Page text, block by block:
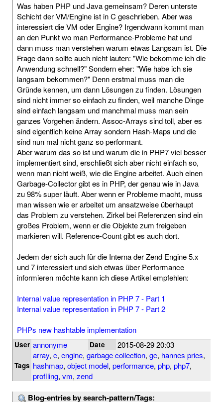
Was haben PHP und Java gemeinsam? Deren unterste
Schicht der VM/Engine ist in C geschrieben. Aber was
interessiert die VM oder Engine? Irgendwann kommt man
an den Punkt wo man Performance-Probleme hat und
dann muss man verstehen warum etwas Langsam ist. Die
Frage dann sollte auch nicht lauten: "Wie bekomme ich die
Anwendung schnell?" Sondern eher: "Wie habe ich sie
langsam bekommen?" Denn erstmal muss man die
Gründe kennen, um dann Lösungen zu finden. Lösungen
sind nicht immer so einfach zu finden, weil manche Dinge
sind einfach langsam und manchmal muss man sein
ganzes Vorgehen ändern. Assoc-Arrays sind toll, aber es
sind eigentlich keine Array sondern Hash-Maps und die
sind nun mal nicht ganz so performant.
Aber warum das so ist und warum die in PHP7 viel besser
implementiert sind, erschließt sich aber nicht einfach so,
wenn man nicht weiß, wie die Engine arbeitet. Auch einen
Garbage-Collector gibt es in PHP, der genau wie in Java
zu 98% super läuft. Aber wenn er Probleme macht, muss
man wissen wie er arbeitet um ansatzweise überhaupt
das Problem zu verstehen. Zirkel bei Referenzen sind ein
großes Problem, wenn er die Objekte zum freigeben
markieren will. Reference-Count gibt es auch dort.
Jedem der sich auch für die Interna der Zend Engine 5.x
und 7 interessiert und sich etwas über Performance
informieren möchte kann ich diese Artikel empfehlen:
Internal value representation in PHP 7 - Part 1
Internal value representation in PHP 7 - Part 2
PHPs new hashtable implementation
User annonyme Date 2015-08-29 20:03
Tags
array, c, engine, garbage collection, gc, hannes pries,
hashmap, object model, performance, php, php7,
profiling, vm, zend
Blog-entries by search-pattern/Tags: